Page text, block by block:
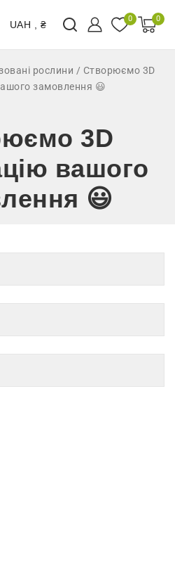
UAH , ₴
0 0
рослини / Створюємо 3D
замовлення 😃
3D
вашого
😃